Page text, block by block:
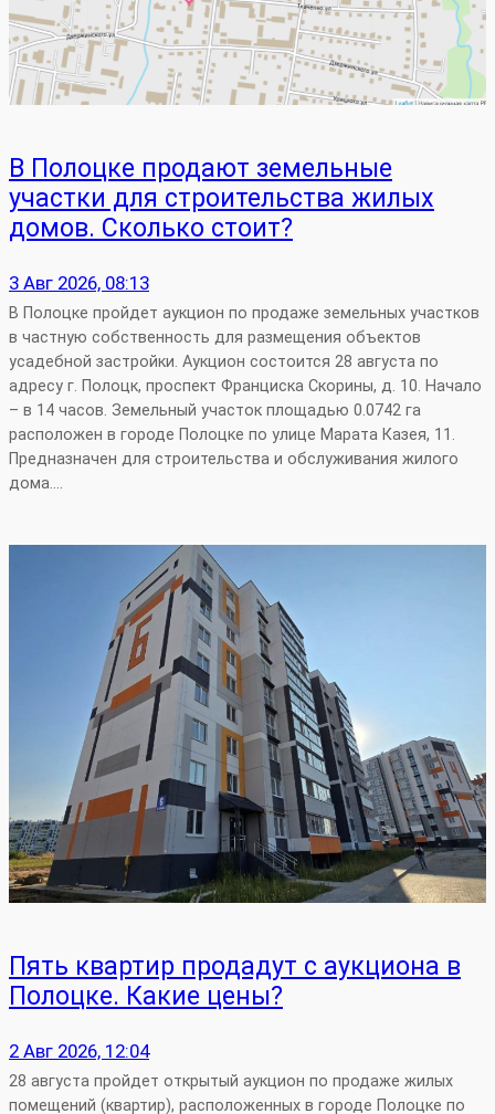
В Полоцке продают земельные
участки для строительства жилых
домов. Сколько стоит?
3 Авг 2026, 08:13
В Полоцке пройдет аукцион по продаже земельных участков
в частную собственность для размещения объектов
усадебной застройки. Аукцион состоится 28 августа по
адресу г. Полоцк, проспект Франциска Скорины, д. 10. Начало
– в 14 часов. Земельный участок площадью 0.0742 га
расположен в городе Полоцке по улице Марата Казея, 11.
Предназначен для строительства и обслуживания жилого
дома.…
Пять квартир продадут с аукциона в
Полоцке. Какие цены?
2 Авг 2026, 12:04
28 августа пройдет открытый аукцион по продаже жилых
помещений (квартир), расположенных в городе Полоцке по